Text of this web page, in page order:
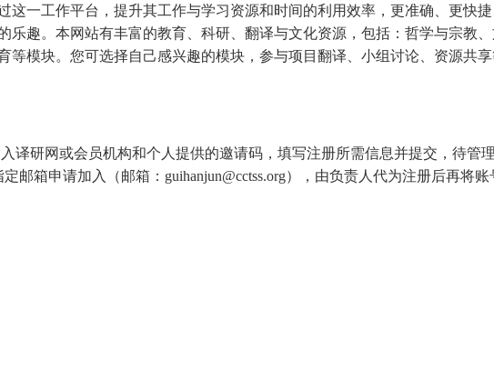
一工作平台，提升其工作与学习资源和时间的利用效率，更准确、更快
趣。本网站有丰富的教育、科研、翻译与文化资源，包括：哲学与宗教
模块。您可选择自己感兴趣的模块，参与项目翻译、小组讨论、资源共享
译研网或会员机构和个人提供的邀请码，填写注册所需信息并提交，待
箱申请加入（邮箱：guihanjun@cctss.org），由负责人代为注册后再将账